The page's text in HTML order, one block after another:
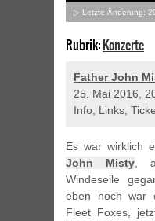
▷ Letzte Änderung:
Rubrik:Konzerte
Father John
25. Mai 2016,
Info, Links,
Es war wirklich
John Misty,
Windeseile
eben noch war
Fleet Foxes,